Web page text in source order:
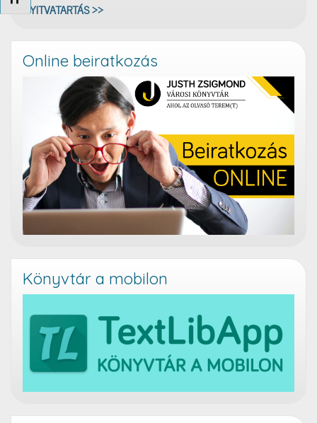
NYITVATARTÁS >>
Online beiratkozás
Könyvtár a mobilon